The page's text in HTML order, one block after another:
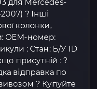
для Mercedes-
? Інші
колонки,
OEM-номер:
: Стан: Б/У ID
присутній : ?
відправка по
? Купуйте